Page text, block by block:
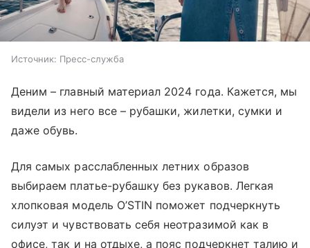
Источник: Пресс-служба
Деним – главный материал 2024 года. Кажется, мы
видели из него все – рубашки, жилетки, сумки и
даже обувь.
Для самых расслабленных летних образов
выбираем платье-рубашку без рукавов. Легкая
хлопковая модель O’STIN поможет подчеркнуть
силуэт и чувствовать себя неотразимой как в
офисе, так и на отдыхе, а пояс подчеркнет талию и